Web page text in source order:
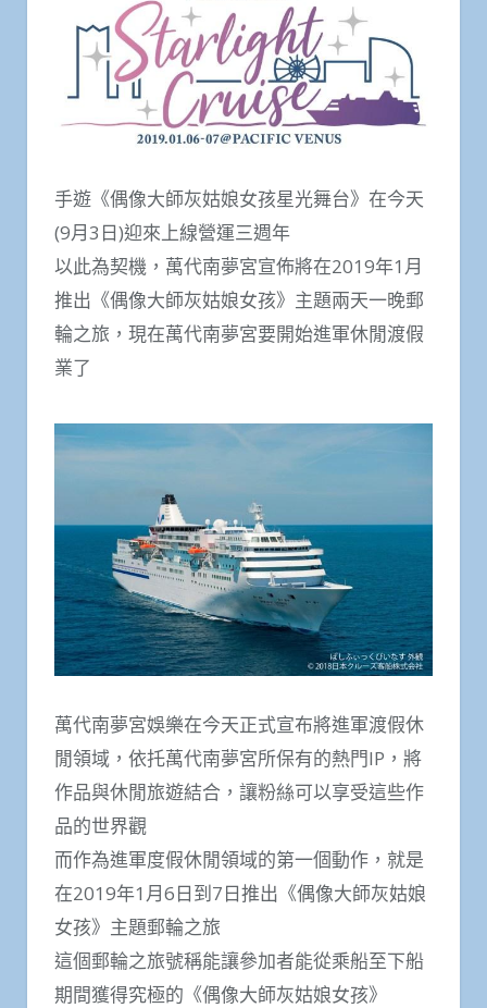
手遊《偶像大師灰姑娘女孩星光舞台》在今天
(9月3日)迎來上線營運三週年
以此為契機，萬代南夢宮宣佈將在2019年1月
推出《偶像大師灰姑娘女孩》主題兩天一晚郵
輪之旅，現在萬代南夢宮要開始進軍休閒渡假
業了
萬代南夢宮娛樂在今天正式宣布將進軍渡假休
閒領域，依托萬代南夢宮所保有的熱門IP，將
作品與休閒旅遊結合，讓粉絲可以享受這些作
品的世界觀
而作為進軍度假休閒領域的第一個動作，就是
在2019年1月6日到7日推出《偶像大師灰姑娘
女孩》主題郵輪之旅
這個郵輪之旅號稱能讓參加者能從乘船至下船
期間獲得究極的《偶像大師灰姑娘女孩》